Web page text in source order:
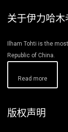
关于伊力哈木
Ilham Tohti is the
Republic of China.
Read more
版权声明